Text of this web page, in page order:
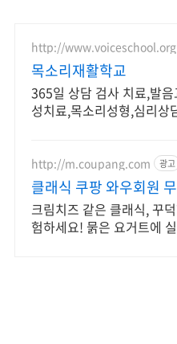
http://www.voiceschool.org
목소리재활학교
365일 상담 검사 치료,발
성치료,목소리성형,심리상
http://m.coupang.com 광고
클래식 쿠팡 와우회원
크림치즈 같은 클래식, 꾸
험하세요! 묽은 요거트에